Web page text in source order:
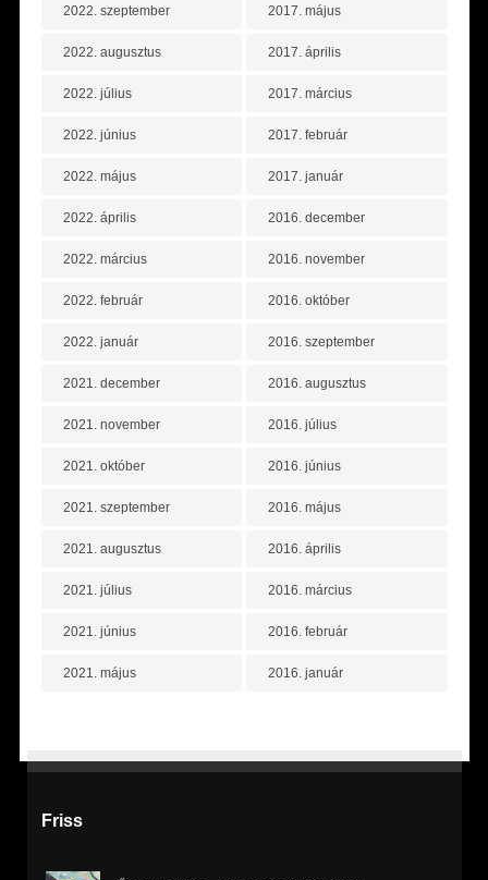
2022. szeptember
2022. augusztus
2022. július
2022. június
2022. május
2022. április
2022. március
2022. február
2022. január
2021. december
2021. november
2021. október
2021. szeptember
2021. augusztus
2021. július
2021. június
2021. május
2017. május
2017. április
2017. március
2017. február
2017. január
2016. december
2016. november
2016. október
2016. szeptember
2016. augusztus
2016. július
2016. június
2016. május
2016. április
2016. március
2016. február
2016. január
Friss